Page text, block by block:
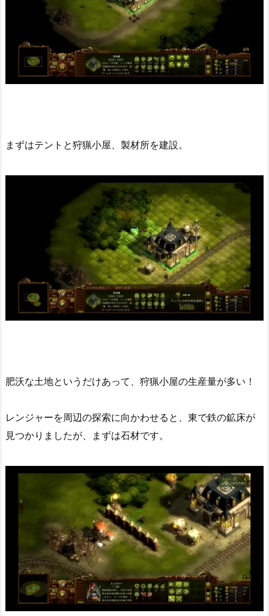
まずはテントと狩猟小屋、製材所を建設。
肥沃な土地というだけあって、狩猟小屋の生産量が多い！
レンジャーを周辺の探索に向かわせると、東で鉄の鉱床が
見つかりましたが、まずは石材です。